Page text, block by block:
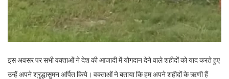
इस अवसर पर सभी वक्ताओं ने देश की आजादी में योगदान देने वाले शहीदों को याद करते हुए
उन्हें अपने श्रृद्धासुमन अर्पित किये। वक्ताओं ने बताया कि हम अपने शहीदों के ऋणी हैं